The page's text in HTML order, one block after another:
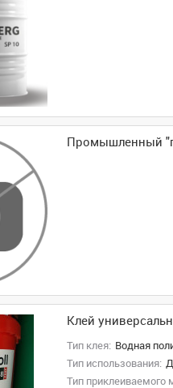
Промышленный
Клей
Тип клея: Водная
Тип использования:
Тип приклеиваемого